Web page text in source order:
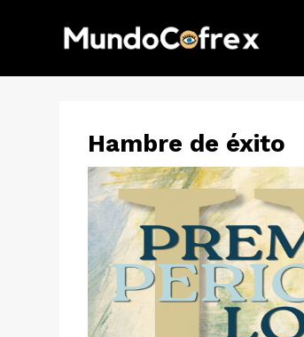
Hambre de éxito